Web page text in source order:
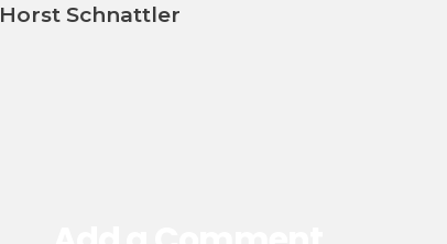
Horst Schnattler